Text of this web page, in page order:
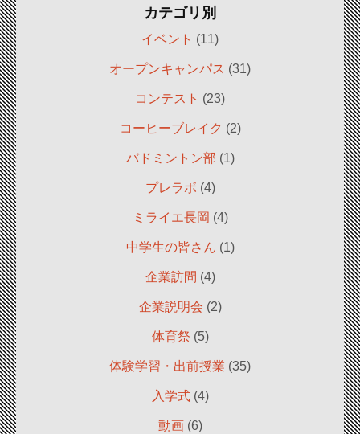
カテゴリ別
イベント (11)
オープンキャンパス (31)
コンテスト (23)
コーヒーブレイク (2)
バドミントン部 (1)
プレラボ (4)
ミライエ長岡 (4)
中学生の皆さん (1)
企業訪問 (4)
企業説明会 (2)
体育祭 (5)
体験学習・出前授業 (35)
入学式(4)
動画(6)